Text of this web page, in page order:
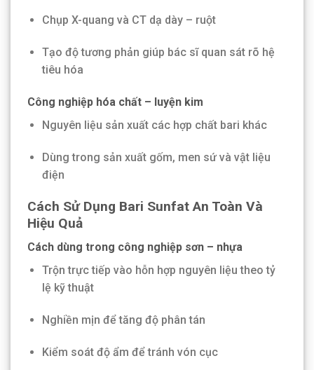
Chụp X-quang và CT dạ dày – ruột
Tạo độ tương phản giúp bác sĩ quan sát rõ hệ
tiêu hóa
Công nghiệp hóa chất – luyện kim
Nguyên liệu sản xuất các hợp chất bari khác
Dùng trong sản xuất gốm, men sứ và vật liệu
điện
Cách Sử Dụng Bari Sunfat An Toàn Và
Hiệu Quả
Cách dùng trong công nghiệp sơn – nhựa
Trộn trực tiếp vào hỗn hợp nguyên liệu theo tỷ
lệ kỹ thuật
Nghiền mịn để tăng độ phân tán
Kiểm soát độ ẩm để tránh vón cục